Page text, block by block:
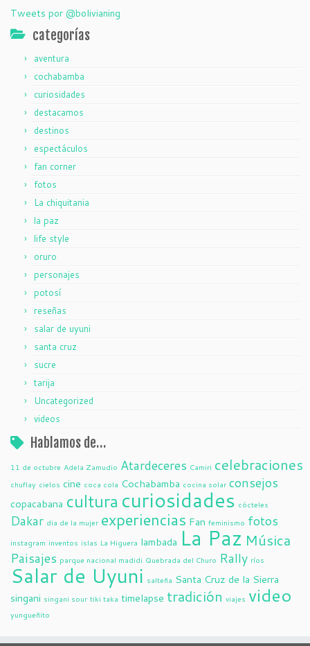
Tweets por @bolivianing
categorías
aventura
cochabamba
curiosidades
destacamos
destinos
espectáculos
fan corner
fotos
La chiquitania
la paz
life style
oruro
personajes
potosí
reseñas
salar de uyuni
santa cruz
sucre
tarija
Uncategorized
videos
Hablamos de…
11 de octubre Adela Zamudio Atardeceres Camiri celebraciones
chuflay cielos cine coca cola Cochabamba cocina solar consejos
copacabana cultura curiosidades cócteles
Dakar dia de la mujer experiencias Fan feminismo fotos
instagram inventos islas La Higuera lambada La Paz Música
Paisajes parque nacional madidi Quebrada del Churo Rally ríos
Salar de Uyuni salteña Santa Cruz de la Sierra
singani singani sour tiki taka timelapse tradición viajes video
yungueñito